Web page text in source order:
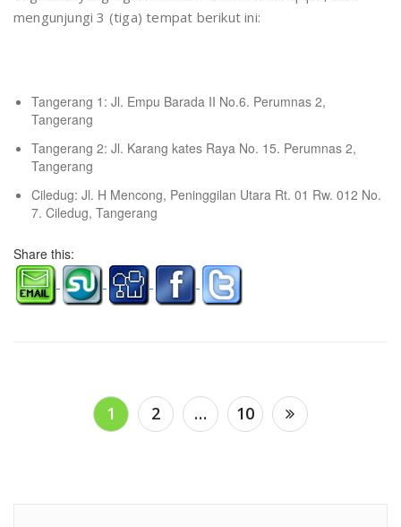
mengunjungi 3 (tiga) tempat berikut ini:
Tangerang 1: Jl. Empu Barada II No.6. Perumnas 2,
Tangerang
Tangerang 2: Jl. Karang kates Raya No. 15. Perumnas 2,
Tangerang
Ciledug: Jl. H Mencong, Peninggilan Utara Rt. 01 Rw. 012 No.
7. Ciledug, Tangerang
Share this:
pagination
1 2 … 10